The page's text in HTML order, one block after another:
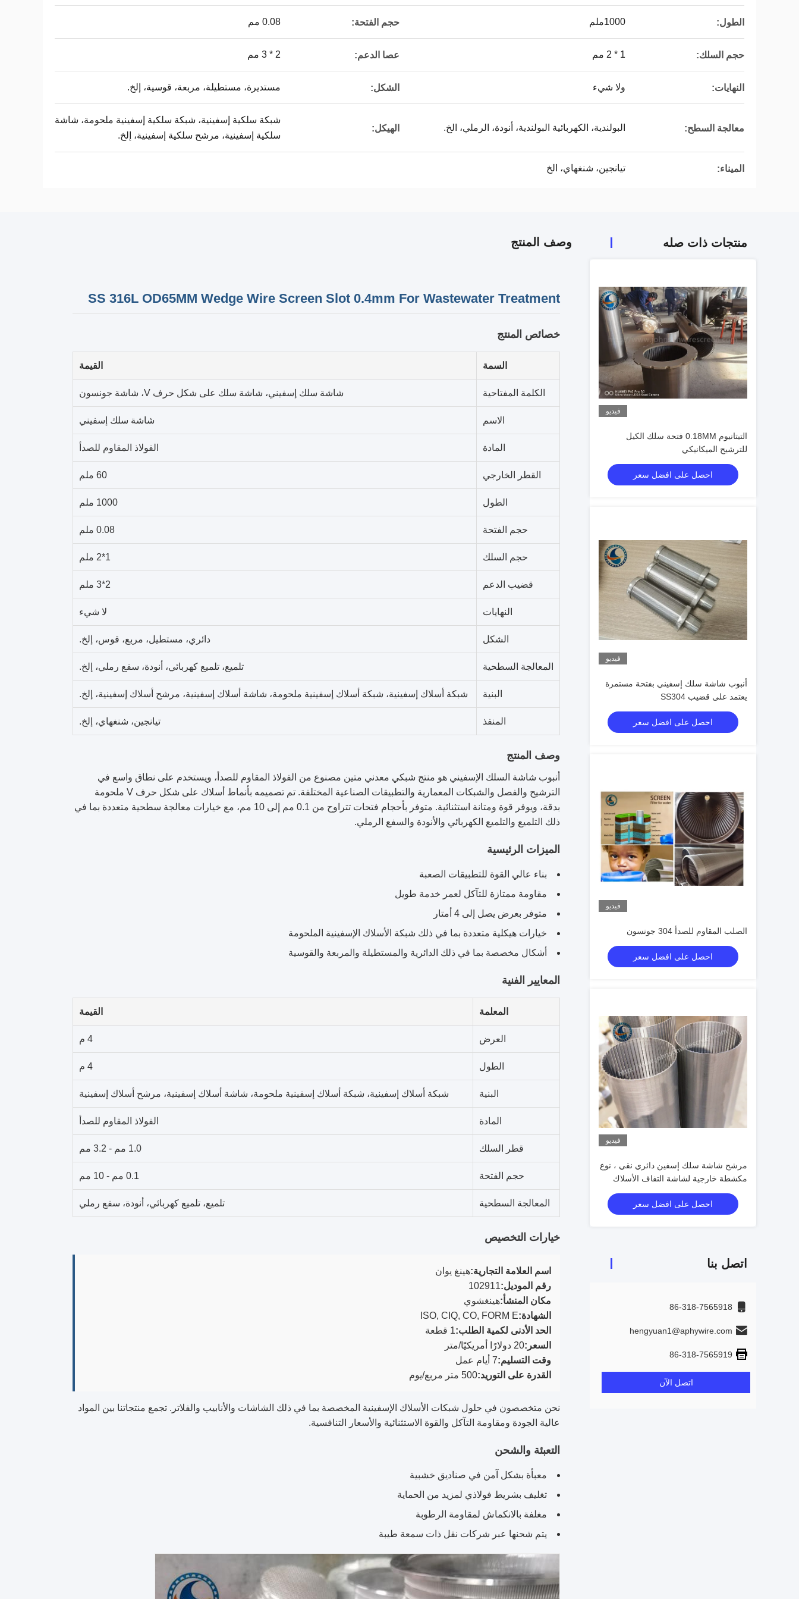
الطول: 1000ملم حجم الفتحة: 0.08 مم
حجم السلك: 1 * 2 مم عصا الدعم: 2 * 3 مم
النهايات: ولا شيء الشكل: مستديرة، مستطيلة، مربعة، قوسية، إلخ.
معالجة السطح: البولندية، الكهربائية البولندية، أنودة، الرملي، الخ. الهيكل:
شبكة سلكية إسفينية، شبكة سلكية إسفينية ملحومة، شاشة
سلكية إسفينية، مرشح سلكية إسفينية، إلخ.
الميناء: تيانجين، شنغهاي، الخ
منتجات ذات صله
فيديو
التيتانيوم 0.18MM فتحة سلك الكيل
للترشيح الميكانيكي
احصل على افضل سعر
فيديو
أنبوب شاشة سلك إسفيني بفتحة مستمرة
يعتمد على قضيب SS304
احصل على افضل سعر
فيديو
الصلب المقاوم للصدأ 304 جونسون
احصل على افضل سعر
فيديو
مرشح شاشة سلك إسفين دائري نقي ، نوع
مكشطة خارجية لشاشة التفاف الأسلاك
احصل على افضل سعر
اتصل بنا
86-318-7565918
hengyuan1@aphywire.com
86-318-7565919
اتصل الآن
وصف المنتج
SS 316L OD65MM Wedge Wire Screen Slot 0.4mm For Wastewater Treatment
خصائص المنتج
السمة القيمة
الكلمة المفتاحية شاشة سلك إسفيني، شاشة سلك على شكل حرف V، شاشة جونسون
الاسم شاشة سلك إسفيني
المادة الفولاذ المقاوم للصدأ
القطر الخارجي 60 ملم
الطول 1000 ملم
حجم الفتحة 0.08 ملم
حجم السلك 1*2 ملم
قضيب الدعم 2*3 ملم
النهايات لا شيء
الشكل دائري، مستطيل، مربع، قوس، إلخ.
المعالجة السطحية تلميع، تلميع كهربائي، أنودة، سفع رملي، إلخ.
البنية شبكة أسلاك إسفينية، شبكة أسلاك إسفينية ملحومة، شاشة أسلاك إسفينية، مرشح أسلاك إسفينية، إلخ.
المنفذ تيانجين، شنغهاي، إلخ.
وصف المنتج
أنبوب شاشة السلك الإسفيني هو منتج شبكي معدني متين مصنوع من الفولاذ المقاوم للصدأ، ويستخدم على نطاق واسع في
الترشيح والفصل والشبكات المعمارية والتطبيقات الصناعية المختلفة. تم تصميمه بأنماط أسلاك على شكل حرف V ملحومة
بدقة، ويوفر قوة ومتانة استثنائية. متوفر بأحجام فتحات تتراوح من 0.1 مم إلى 10 مم، مع خيارات معالجة سطحية متعددة بما في
ذلك التلميع والتلميع الكهربائي والأنودة والسفع الرملي.
الميزات الرئيسية
بناء عالي القوة للتطبيقات الصعبة
مقاومة ممتازة للتآكل لعمر خدمة طويل
متوفر بعرض يصل إلى 4 أمتار
خيارات هيكلية متعددة بما في ذلك شبكة الأسلاك الإسفينية الملحومة
أشكال مخصصة بما في ذلك الدائرية والمستطيلة والمربعة والقوسية
المعايير الفنية
المعلمة القيمة
العرض 4 م
الطول 4 م
البنية شبكة أسلاك إسفينية، شبكة أسلاك إسفينية ملحومة، شاشة أسلاك إسفينية، مرشح أسلاك إسفينية
المادة الفولاذ المقاوم للصدأ
قطر السلك 1.0 مم - 3.2 مم
حجم الفتحة 0.1 مم - 10 مم
المعالجة السطحية تلميع، تلميع كهربائي، أنودة، سفع رملي
خيارات التخصيص
اسم العلامة التجارية:هينغ يوان
رقم الموديل:102911
مكان المنشأ:هينغشوي
الشهادة:ISO, CIQ, CO, FORM E
الحد الأدنى لكمية الطلب:1 قطعة
السعر:20 دولارًا أمريكيًا/متر
وقت التسليم:7 أيام عمل
القدرة على التوريد:500 متر مربع/يوم
نحن متخصصون في حلول شبكات الأسلاك الإسفينية المخصصة بما في ذلك الشاشات والأنابيب والفلاتر. تجمع منتجاتنا بين المواد
عالية الجودة ومقاومة التآكل والقوة الاستثنائية والأسعار التنافسية.
التعبئة والشحن
معبأة بشكل آمن في صناديق خشبية
تغليف بشريط فولاذي لمزيد من الحماية
مغلفة بالانكماش لمقاومة الرطوبة
يتم شحنها عبر شركات نقل ذات سمعة طيبة